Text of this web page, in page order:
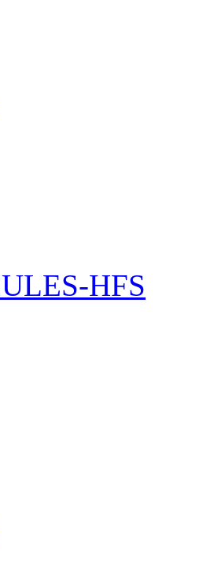
HFS